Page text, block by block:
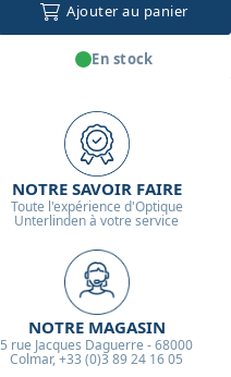
Ajouter au panier
En stock
NOTRE SAVOIR FAIRE
Toute l'expérience d'Optique
Unterlinden à votre service
NOTRE MAGASIN
5 rue Jacques Daguerre - 68000
Colmar, +33 (0)3 89 24 16 05